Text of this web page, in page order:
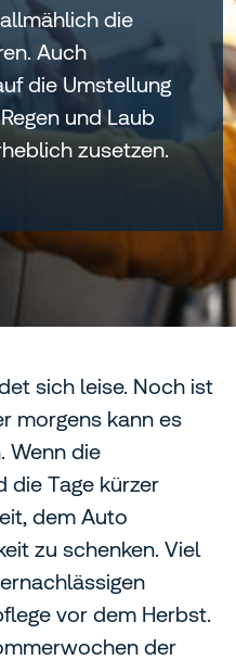
die
Auch
die Umstellung
und Laub
zusetzen.
sich leise. Noch ist
morgens kann es
Wenn die
die Tage kürzer
dem Auto
zu schenken. Viel
vor dem Herbst.
der